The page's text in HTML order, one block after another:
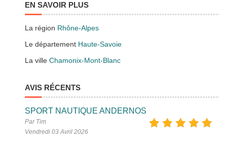
EN SAVOIR PLUS
La région Rhône-Alpes
Le département Haute-Savoie
La villeChamonix-Mont-Blanc
AVIS RÉCENTS
SPORT NAUTIQUE ANDERNOS
Par Tim
Vendredi 03 Avril 2026